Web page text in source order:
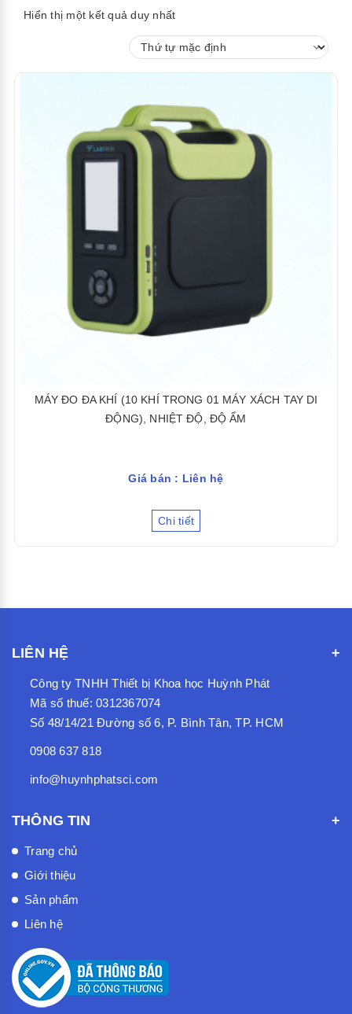
Hiển thị một kết quả duy nhất
MÁY ĐO ĐA KHÍ (10 KHÍ TRONG 01 MÁY XÁCH TAY DI
ĐỘNG), NHIỆT ĐỘ, ĐỘ ẨM
Giá bán : Liên hệ
Chi tiết
LIÊN HỆ
Công ty TNHH Thiết bị Khoa học Huỳnh Phát
Mã số thuế: 0312367074
Số 48/14/21 Đường số 6, P. Bình Tân, TP. HCM
0908 637 818
info@huynhphatsci.com
THÔNG TIN
Trang chủ
Giới thiệu
Sản phẩm
Liên hệ